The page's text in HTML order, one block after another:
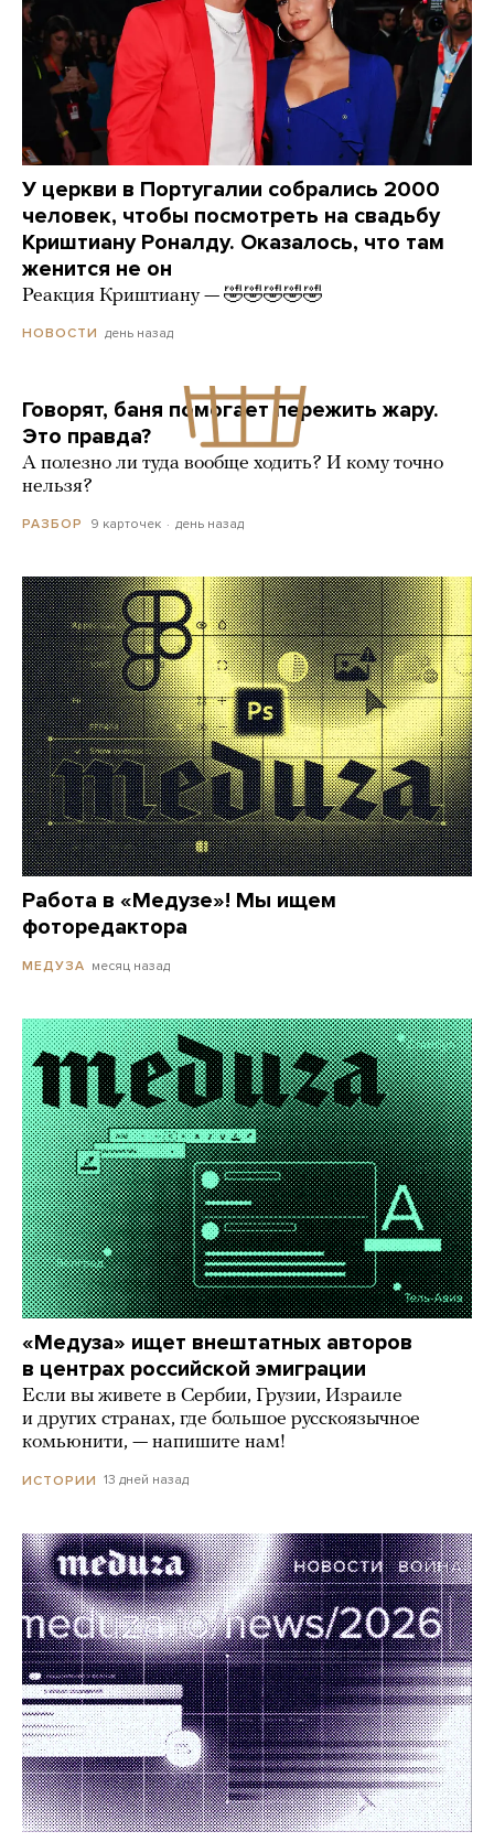
У церкви в Португалии собрались 2000
человек, чтобы посмотреть на свадьбу
Криштиану Роналду. Оказалось, что там
женится не он
Реакция Криштиану — 🤣🤣🤣🤣🤣
НОВОСТИ день назад
Говорят, баня помогает пережить жару.
Это правда?
А полезно ли туда вообще ходить? И кому точно
нельзя?
РАЗБОР 9 карточек день назад
Работа в «Медузе»! Мы ищем
фоторедактора
МЕДУЗА месяц назад
«Медуза» ищет внештатных авторов
в центрах российской эмиграции
Если вы живете в Сербии, Грузии, Израиле
и других странах, где большое русскоязычное
комьюнити, — напишите нам!
ИСТОРИИ 13 дней назад